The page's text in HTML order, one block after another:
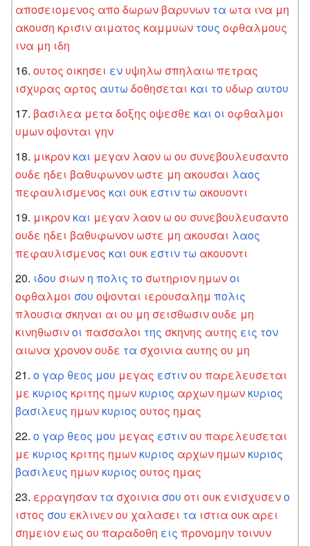
αποσειομενος αποδωρων βαρυνων τα ωτα ινα μη
ακουση κρισιν αιματος καμμυων τους οφθαλμους
ινα μη ιδη
ουτος οικησει εν υψηλω σπηλαιω πετρας
ισχυρας αρτος αυτω δοθησεται και το υδωρ αυτου
βασιλεα μετα δοξης οψεσθε και οι οφθαλμοι
υμωνοψονται γην
μικρον και μεγαν λαον ω ου συνεβουλευσαντο
ουδε ηδει βαθυφωνον ωστε μη ακουσαι λαος
πεφαυλισμενος και ουκ εστιν τω ακουοντι
μικρον και μεγαν λαον ω ου συνεβουλευσαντο
ουδε ηδει βαθυφωνον ωστε μη ακουσαι λαος
πεφαυλισμενος και ουκ εστιν τω ακουοντι
ιδου σιων η πολις το σωτηριον ημωνοι
οφθαλμοι σου οψονται ιερουσαλημ πολις
πλουσια σκηναι αι ου μη σεισθωσινουδε μη
κινηθωσινοι πασσαλοι της σκηνης αυτης εις τον
αιωνα χρονονουδε τα σχοινια αυτης ου μη
ο γαρ θεος μου μεγας εστινου παρελευσεται
με κυριος κριτης ημων κυριος αρχων ημων κυριος
βασιλευς ημων κυριος ουτος ημας
ο γαρ θεος μου μεγας εστινου παρελευσεται
με κυριος κριτης ημων κυριος αρχων ημων κυριος
βασιλευς ημων κυριος ουτος ημας
ερραγησαν τα σχοινια σου οτι ουκ ενισχυσενο
ιστος σου εκλινενου χαλασει τα ιστια ουκ αρει
σημειον εως ου παραδοθη εις προνομην τοινυν